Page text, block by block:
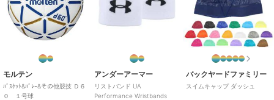
モルテン
ﾊﾞｽｹｯﾄ&ﾊﾞﾚｰ&その他競技 Ｄ６
０ １号球
アンダーアーマー
リストバンド UA
Performance Wristbands
バックヤードファミリー
スイムキャップ ダッシュ